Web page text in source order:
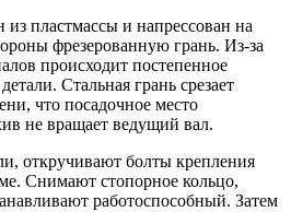
пластмассы и напрессован на
фрезерованную грань. Из-за
происходит постепенное
Стальная грань срезает
что посадочное место
не вращает ведущий вал.
откручивают болты крепления
Снимают стопорное кольцо,
работоспособный. Затем